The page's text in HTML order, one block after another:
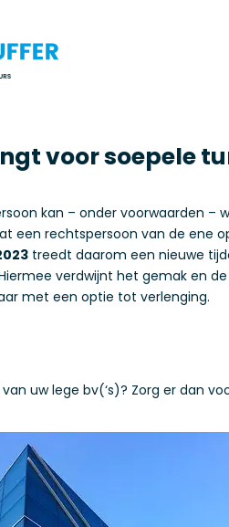
voor soepele
kan – onder voorwaarden
een rechtspersoon van de ene
treedt daarom een nieuwe
verdwijnt het gemak en
met een optie tot verlenging.
uw lege bv(‘s)? Zorg er dan